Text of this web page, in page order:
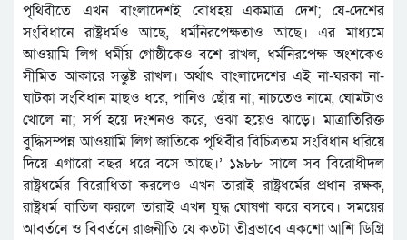
পৃথিবীতে এখন বাংলাদেশই বোধহয় একমাত্র দেশ; যে-দেশের
সংবিধানে রাষ্ট্রধর্মও আছে, ধর্মনিরপেক্ষতাও আছে। এর মাধ্যমে
আওয়ামি লিগ ধর্মীয় গোষ্ঠীকেও বশে রাখল, ধর্মনিরপেক্ষ অংশকেও
সীমিত আকারে সন্তুষ্ট রাখল। অর্থাৎ বাংলাদেশের এই না-ঘরকা না-
ঘাটকা সংবিধান মাছও ধরে, পানিও ছোঁয় না; নাচতেও নামে, ঘোমটাও
খোলে না; সর্প হয়ে দংশনও করে, ওঝা হয়েও ঝাড়ে। মাত্রাতিরিক্ত
বুদ্ধিসম্পন্ন আওয়ামি লিগ জাতিকে পৃথিবীর বিচিত্রতম সংবিধান ধরিয়ে
দিয়ে এগারো বছর ধরে বসে আছে।’ ১৯৮৮ সালে সব বিরোধীদল
রাষ্ট্রধর্মের বিরোধিতা করলেও এখন তারাই রাষ্ট্রধর্মের প্রধান রক্ষক,
রাষ্ট্রধর্ম বাতিল করলে তারাই এখন যুদ্ধ ঘোষণা করে বসবে। সময়ের
আবর্তনে ও বিবর্তনে রাজনীতি যে কতটা তীব্রভাবে একশো আশি ডিগ্রি